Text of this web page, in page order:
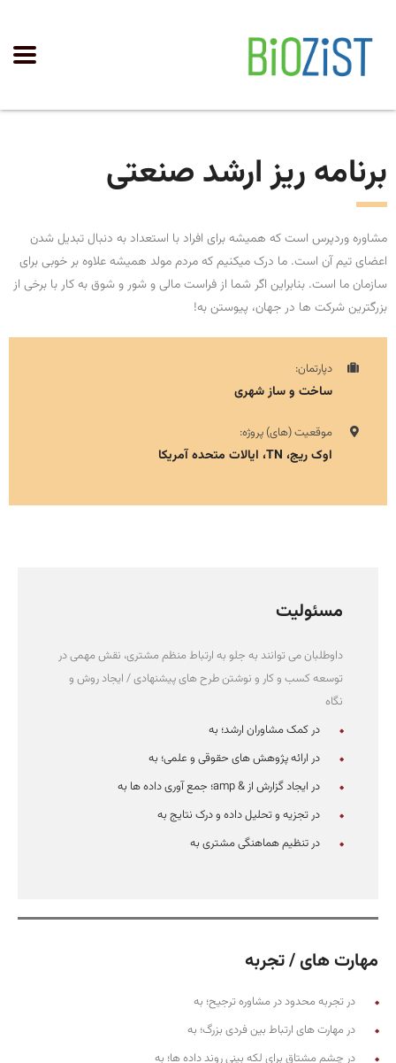
برنامه ریز ارشد صنعتی
مشاوره وردپرس است که همیشه برای افراد با استعداد به دنبال تبدیل شدن
اعضای تیم آن است. ما درک میکنیم که مردم مولد همیشه علاوه بر خوبی برای
سازمان ما است. بنابراین اگر شما از فراست مالی و شور و شوق به کار با برخی از
بزرگترین شرکت ها در جهان، پیوستن به!
دپارتمان:
ساخت و ساز شهری
موقعیت (های) پروژه:
اوک ریج، TN، ایالات متحده آمریکا
مسئولیت
داوطلبان می توانند به جلو به ارتباط منظم مشتری، نقش مهمی در
توسعه کسب و کار و نوشتن طرح های پیشنهادی / ایجاد روش و
نگاه
در کمک مشاوران ارشد؛ به
در ارائه پژوهش های حقوقی و علمی؛ به
در ایجاد گزارش از & amp؛ جمع آوری داده ها به
در تجزیه و تحلیل داده و درک نتایج به
در تنظیم هماهنگی مشتری به
مهارت های / تجربه
در تجربه محدود در مشاوره ترجیح؛ به
در مهارت های ارتباط بین فردی بزرگ؛ به
در چشم مشتاق برای لکه بینی روند داده ها؛ به